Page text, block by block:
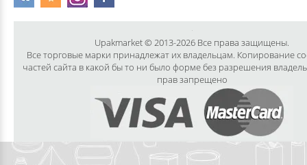
Upakmarket © 2013-2026 Все права защищены.
Все торговые марки принадлежат их владельцам. Копирование
частей сайта в какой бы то ни было форме без разрешения
прав запрещено